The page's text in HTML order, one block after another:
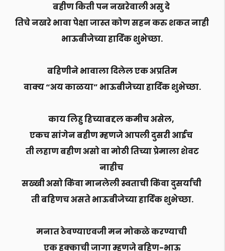
बहीण किती पन नखरेवाली असु दे
तिचे नखरे भावा पेक्षा जास्त कोण सहन करु शकत नाही
भाऊबीजेच्या हार्दिक शुभेच्छा.
बहिणीने भावाला दिलेल एक अप्रतिम
वाक्य “अय काळया” भाऊबीजेच्या हार्दिक शुभेच्छा.
काय लिहु हिच्याबद्दल कमीच असेल,
एकच सांगेन बहीण म्हणजे आपली दुसरी आईच
ती लहाण बहीण असो वा मोठी तिच्या प्रेमाला शेवट
नाहीच
सख्खी असो किंवा मानलेली स्वताची किंवा दुसर्याची
ती बहिणच असते भाऊबीजेच्या हार्दिक शुभेच्छा.
मनात ठेवण्याएवजी मन मोकळे करण्याची
एक हक्काची जागा म्हणजे बहिण-भाऊ